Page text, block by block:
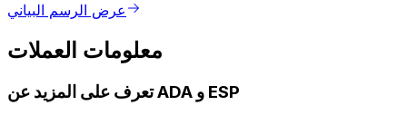
عرض الرسم البياني
معلومات العملات
تعرف على المزيد عن ADA و ESP